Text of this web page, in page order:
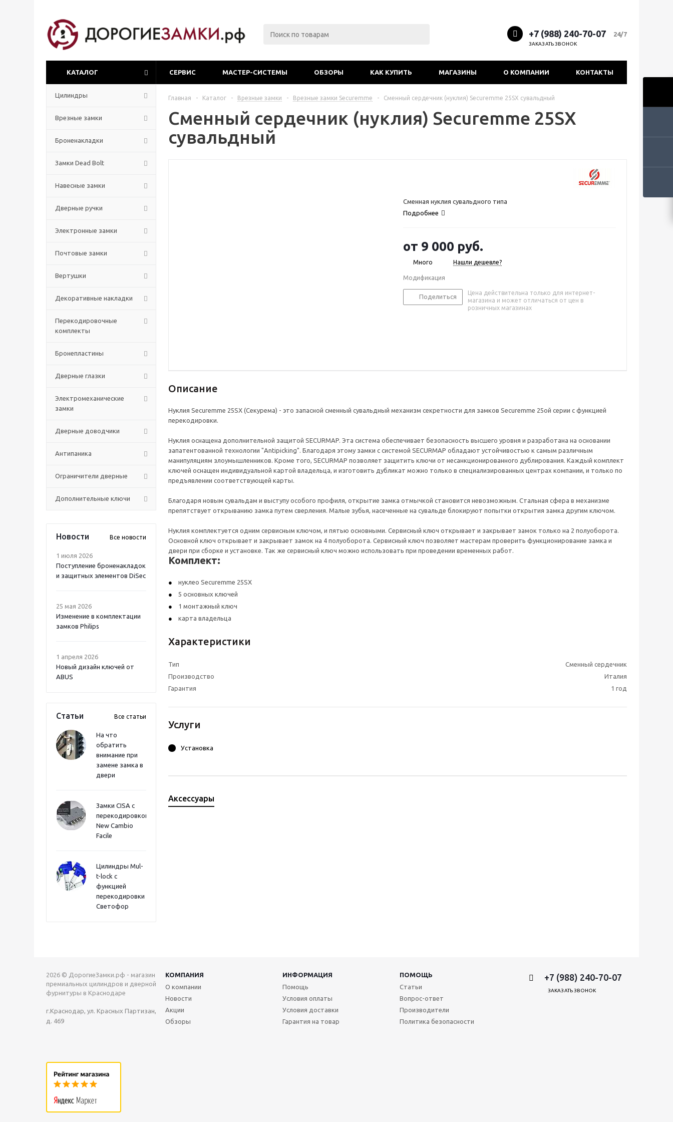
+7 (988) 240-70-07 24/7
ЗАКАЗАТЬ ЗВОНОК
КАТАЛОГ СЕРВИС МАСТЕР-СИСТЕМЫ ОБЗОРЫ КАК КУПИТЬ МАГАЗИНЫ О КОМПАНИИ КОНТАКТЫ
Цилиндры
Врезные замки
Броненакладки
Замки Dead Bolt
Навесные замки
Дверные ручки
Электронные замки
Почтовые замки
Вертушки
Декоративные накладки
Перекодировочные
комплекты
Бронепластины
Дверные глазки
Электромеханические
замки
Дверные доводчики
Антипаника
Ограничители дверные
Дополнительные ключи
Новости Все новости
1 июля 2026
Поступление броненакладок
и защитных элементов DiSec
25 мая 2026
Изменение в комплектации
замков Philips
1 апреля 2026
Новый дизайн ключей от
ABUS
Статьи Все статьи
На что
обратить
внимание при
замене замка в
двери
Замки CISA с
перекодировкой
New Cambio
Facile
Цилиндры Mul-
t-lock с
функцией
перекодировки
Светофор
Главная - Каталог - Врезные замки - Врезные замки Securemme - Сменный сердечник (нуклия) Securemme 25SX сувальдный
Сменный сердечник (нуклия) Securemme 25SX
сувальдный
Сменная нуклия сувальдного типа
Подробнее
от 9 000 руб.
Много Нашли дешевле?
Модификация
Поделиться
Цена действительна только для интернет-
магазина и может отличаться от цен в
розничных магазинах
Описание
Нуклия Securemme 25SX (Секурема) - это запасной сменный сувальдный механизм секретности для замков Securemme 25ой серии с функцией
перекодировки.
Нуклия оснащена дополнительной защитой SECURMAP. Эта система обеспечивает безопасность высшего уровня и разработана на основании
запатентованной технологии "Antipicking". Благодаря этому замки с системой SECURMAP обладают устойчивостью к самым различным
манипуляциям злоумышленников. Кроме того, SECURMAP позволяет защитить ключи от несанкционированного дублирования. Каждый комплект
ключей оснащен индивидуальной картой владельца, и изготовить дубликат можно только в специализированных центрах компании, и только по
предъявлении соответствующей карты.
Благодаря новым сувальдам и выступу особого профиля, открытие замка отмычкой становится невозможным. Стальная сфера в механизме
препятствует открыванию замка путем сверления. Малые зубья, насеченные на сувальде блокируют попытки открытия замка другим ключом.
Нуклия комплектуется одним сервисным ключом, и пятью основными. Сервисный ключ открывает и закрывает замок только на 2 полуоборота.
Основной ключ открывает и закрывает замок на 4 полуоборота. Сервисный ключ позволяет мастерам проверить функционирование замка и
двери при сборке и установке. Так же сервисный ключ можно использовать при проведении временных работ.
Комплект:
нуклео Securemme 25SX
5 основных ключей
1 монтажный ключ
карта владельца
Характеристики
Тип
Сменный сердечник
Производство
Италия
Гарантия
1 год
Услуги
Установка
Аксессуары
2026 © ДорогиеЗамки.рф - магазин
премиальных цилиндров и дверной
фурнитуры в Краснодаре
г.Краснодар, ул. Красных Партизан,
д. 469
КОМПАНИЯ ИНФОРМАЦИЯ
ПОМОЩЬ
О компании
Новости
Акции
Обзоры
Помощь
Условия оплаты
Условия доставки
Гарантия на товар
Статьи
Вопрос-ответ
Производители
Политика безопасности
+7 (988) 240-70-07
ЗАКАЗАТЬ ЗВОНОК